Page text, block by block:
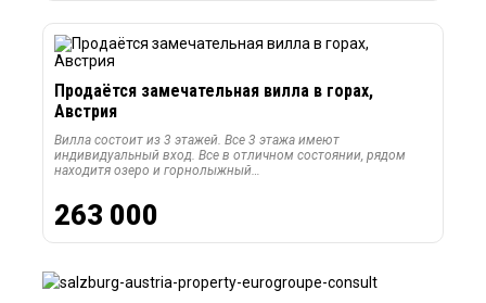
Продаётся замечательная вилла в горах,
Австрия
Вилла состоит из 3 этажей. Все 3 этажа имеют
индивидуальный вход. Все в отличном состоянии, рядом
находитя озеро и горнолыжный…
263 000